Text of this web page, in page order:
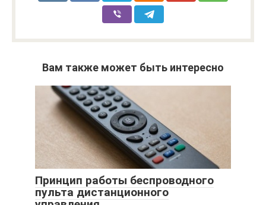
Вам также может быть интересно
Принцип работы беспроводного
пульта дистанционного